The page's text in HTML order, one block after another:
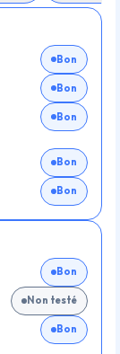
Bon
Bon
Bon
Bon
Bon
Bon
Non testé
Bon